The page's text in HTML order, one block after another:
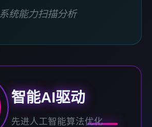
系统能力扫描分析
智能AI驱动
先进人工智能算法优化